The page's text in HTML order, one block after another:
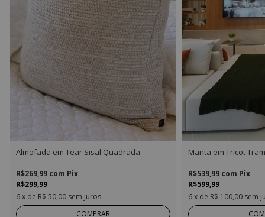
Almofada em Tear Sisal Quadrada
R$299,99
R$269,99 com Pix
6x de R$ 50,00 sem juros
COMPRAR
Manta em Tricot
R$599,99
R$539,99 com Pix
6x de R$ 100,00 sem